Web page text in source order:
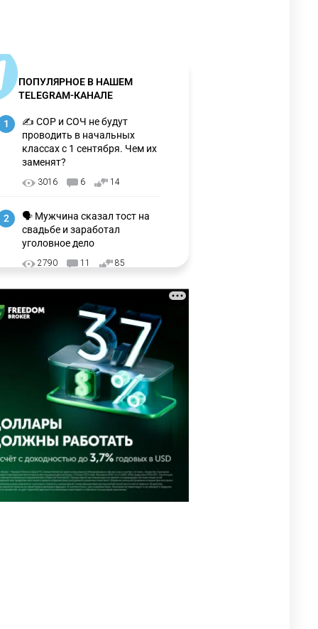
ПОПУЛЯРНОЕ В НАШЕМ
TELEGRAM-КАНАЛЕ
1
✍️ СОР и СОЧ не будут
проводить в начальных
классах с 1 сентября. Чем их
заменят?
3016 6 14
2
🗣 Мужчина сказал тост на
свадьбе и заработал
уголовное дело
2790 11 85
направил телеграмму
соболезнования родным и
близким Халық қаһарманы
Ивана Гапича
2 42
🇫🇷 Клуб ПСЖ объявил об
открытии своей футбольной
академии в Астане
39
5
🇺🇸🇯🇵 США и Япония
провели совместную